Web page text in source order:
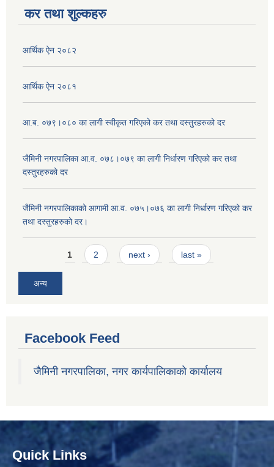
कर तथा शुल्कहरु
आर्थिक ऐन २०८२
आर्थिक ऐन २०८१
आ.ब. ०७९।०८० का लागी स्वीकृत गरिएको कर तथा दस्तुरहरुको दर
जैमिनी नगरपालिका आ.व. ०७८।०७९ का लागी निर्धारण गरिएको कर तथा
दस्तुरहरुको दर
जैमिनी नगरपालिकाको आगामी आ.व. ०७५।०७६ का लागी निर्धारण गरिएको कर
तथा दस्तुरहरुको दर।
Pages1 2 next › last »
अन्य
Facebook Feed
जैमिनी नगरपालिका, नगर कार्यपालिकाको कार्यालय
Quick Links